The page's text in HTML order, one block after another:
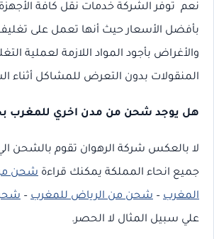
نعم توفر الشركة خدمات نقل كافة الأجهزة
بأفضل الأسعار حيث أنها تعمل على
والأغراض بأجود المواد اللازمة لعملية
المنقولات بدون التعرض للمشاكل أثناء
هل يوجد شحن من مدن اخري للمغرب
لا بالعكس شركة الرهوان تقوم بالشحن
جميع انحاء المملكة يمكنك قراءة شحن من
المغرب – شحن من الرياض للمغرب –
علي سبيل المثال لا الحصر.